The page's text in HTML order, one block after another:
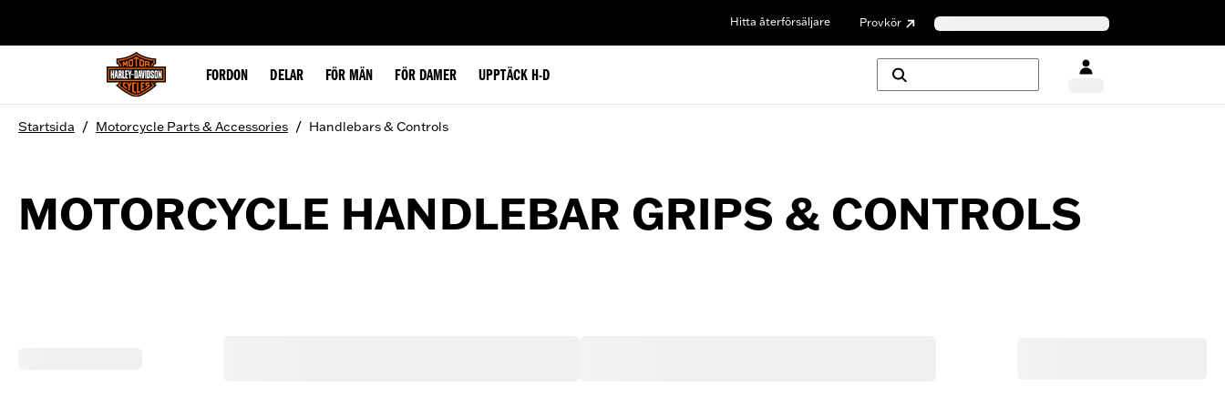
Hitta återförsäljare Provkör
FORDON DELAR FÖR MÄN FÖR DAMER UPPTÄCK H-D
Startsida / Motorcycle Parts & Accessories / Handlebars & Controls
MOTORCYCLE HANDLEBAR GRIPS & CONTROLS